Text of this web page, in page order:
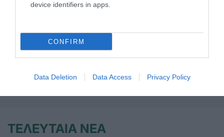
device identifiers in apps.
CONFIRM
Data Deletion Data Access Privacy Policy
Μεγάλη νίκη κόντρα στην Τσεχία
Η Εθνική ομάδα μπάσκετ γυναικών νίκησε την Τσεχία και
είναι κοντά στην πρόκριση στα ημιτελικά του ευρωπαϊκού
πρωταθλήματος Β' κατηγορίας.
ΤΕΛΕΥΤΑΙΑ ΝΕΑ